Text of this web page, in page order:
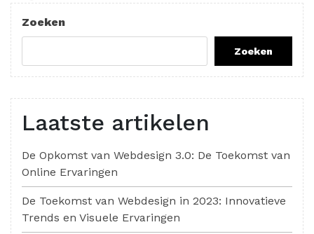
bericht
Zoeken
Zoeken
Laatste artikelen
De Opkomst van Webdesign 3.0: De Toekomst van
Online Ervaringen
De Toekomst van Webdesign in 2023: Innovatieve
Trends en Visuele Ervaringen